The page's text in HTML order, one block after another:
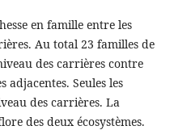
en famille entre les
Au total 23 familles de
des carrières contre
Seules les
des carrières. La
des deux écosystèmes.